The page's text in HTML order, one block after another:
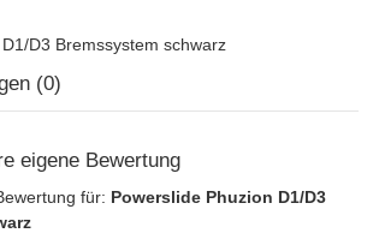
D3 Bremssystem schwarz
(0)
eigene Bewertung
für: Powerslide Phuzion D1/D3